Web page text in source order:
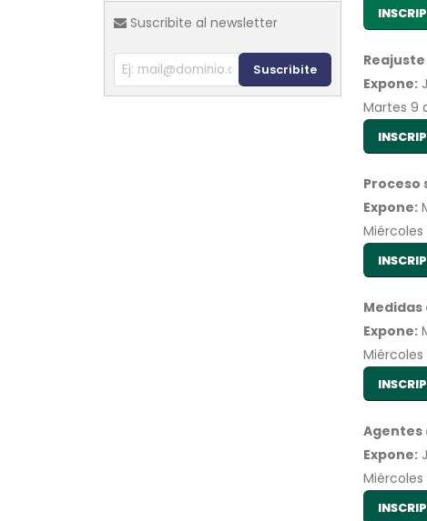
Suscribite al newsletter
Suscribite
Expone:
Martes 9
Proceso
Expone:
Miércoles
Expone:
Miércoles
Agentes
Expone:
Miércoles